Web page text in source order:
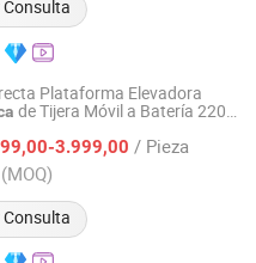
Consulta
Plataforma Elevadora
de Tijera Móvil a Batería 220V
3.999,00 / Pieza
(MOQ)
Consulta
2008